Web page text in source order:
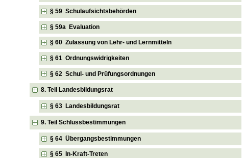
§ 59 Schulaufsichtsbehörden
§ 59a Evaluation
§ 60 Zulassung von Lehr- und Lernmitteln
§ 61 Ordnungswidrigkeiten
§ 62 Schul- und Prüfungsordnungen
8. Teil Landesbildungsrat
§ 63 Landesbildungsrat
9. Teil Schlussbestimmungen
§ 64 Übergangsbestimmungen
§ 65 In-Kraft-Treten